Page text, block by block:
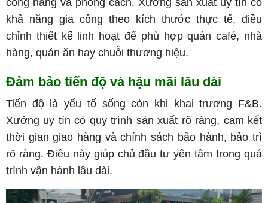
khả năng gia công theo kích thước thực tế, điều
chỉnh thiết kế linh hoạt để phù hợp quán café, nhà
hàng, quán ăn hay chuỗi thương hiệu.
Đảm bảo tiến độ và hậu mãi lâu dài
Tiến độ là yếu tố sống còn khi khai trương F&B.
Xưởng uy tín có quy trình sản xuất rõ ràng, cam kết
thời gian giao hàng và chính sách bảo hành, bảo trì
rõ ràng. Điều này giúp chủ đầu tư yên tâm trong quá
trình vận hành lâu dài.